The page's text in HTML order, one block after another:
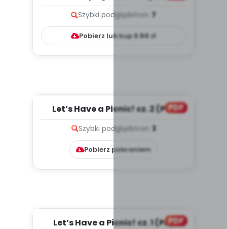
Szybki podgląd stron: 7
Pobierz lub kup3.50 zł
PDF
Let’s Have a Picnic! cz. 2 (PD)
Szybki podglądstron: 3
Pobierz pobraniem
PDF
Let’s Have a Picnic! cz. 1 (PD)